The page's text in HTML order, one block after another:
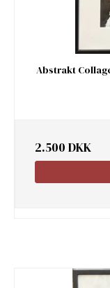
Abstrakt
2.500 DKK